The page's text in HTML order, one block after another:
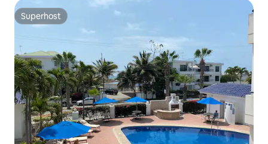
Superhost
Superhost